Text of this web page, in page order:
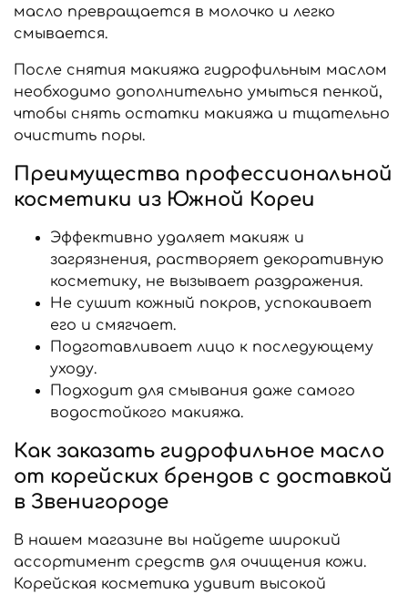
масло превращается в молочко и легко
смывается.
После снятия макияжа гидрофильным маслом
необходимо дополнительно умыться пенкой,
чтобы снять остатки макияжа и тщательно
очистить поры.
Преимущества профессиональной
косметики из Южной Кореи
Эффективно удаляет макияж и
загрязнения, растворяет декоративную
косметику, не вызывает раздражения.
Не сушит кожный покров, успокаивает
его и смягчает.
Подготавливает лицо к последующему
уходу.
Подходит для смывания даже самого
водостойкого макияжа.
Как заказать гидрофильное масло
от корейских брендов с доставкой
в Звенигороде
В нашем магазине вы найдете широкий
ассортимент средств для очищения кожи.
Корейская косметика удивит высокой